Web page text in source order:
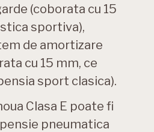
(coborata cu 15
sportiva),
de amortizare
cu 15 mm, ce
sport clasica).
Clasa E poate fi
pneumatica